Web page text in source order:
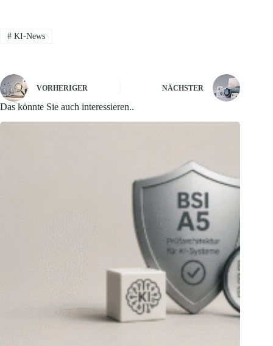
#KI-News
VORHERIGER NÄCHSTER
Das könnte Sie auch interessieren..